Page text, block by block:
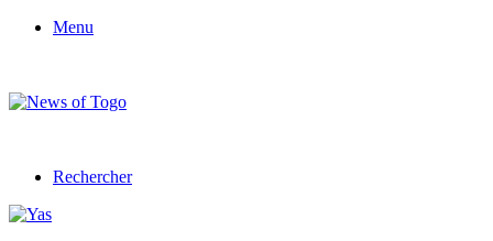
Menu
Rechercher